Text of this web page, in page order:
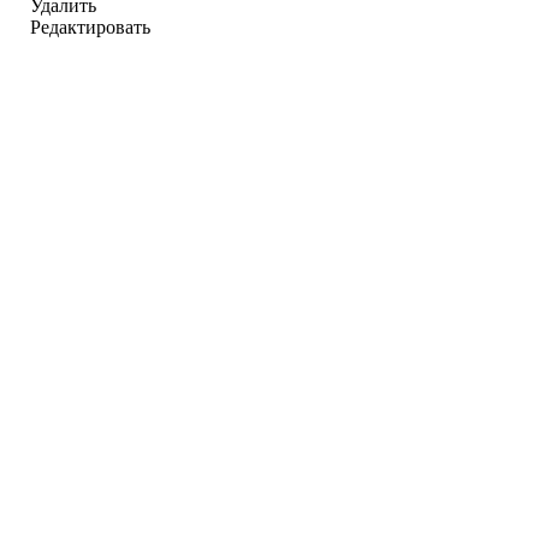
Удалить
Редактировать